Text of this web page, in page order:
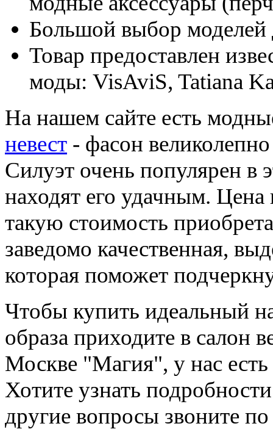
Большой выбор моделей
Товар предоставлен
моды: VisAviS, Tatiana
На нашем сайте есть
невест - фасон
Силуэт очень популярен в
находят его удачным. Цена
такую стоимость
заведомо качественная,
которая поможет
Чтобы купить идеальный
образа приходите в салон
Москве "Магия", у нас
Хотите узнать
другие вопросы звоните